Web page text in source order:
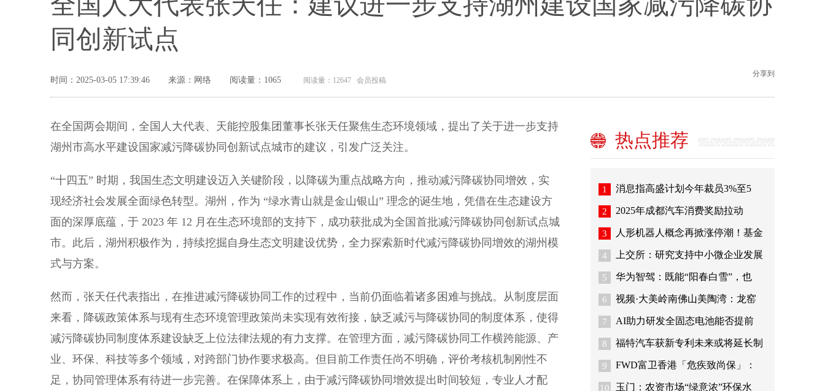
同创新试点
时间：2025-03-05 17:39:46 来源：网络 阅读量：1065 阅读量：12647 会员投稿
分享到
在全国两会期间，全国人大代表、天能控股集团董事长张天任聚焦生态环境领域，提出了关于进一步支持
湖州市高水平建设国家减污降碳协同创新试点城市的建议，引发广泛关注。
“十四五” 时期，我国生态文明建设迈入关键阶段，以降碳为重点战略方向，推动减污降碳协同增效，实
现经济社会发展全面绿色转型。湖州，作为 “绿水青山就是金山银山” 理念的诞生地，凭借在生态建设方
面的深厚底蕴，于 2023 年 12 月在生态环境部的支持下，成功获批成为全国首批减污降碳协同创新试点城
市。此后，湖州积极作为，持续挖掘自身生态文明建设优势，全力探索新时代减污降碳协同增效的湖州模
式与方案。
然而，张天任代表指出，在推进减污降碳协同工作的过程中，当前仍面临着诸多困难与挑战。从制度层面
来看，降碳政策体系与现有生态环境管理政策尚未实现有效衔接，缺乏减污与降碳协同的制度体系，使得
减污降碳协同制度体系建设缺乏上位法律法规的有力支撑。在管理方面，减污降碳协同工作横跨能源、产
业、环保、科技等多个领域，对跨部门协作要求极高。但目前工作责任尚不明确，评价考核机制刚性不
足，协同管理体系有待进一步完善。在保障体系上，由于减污降碳协同增效提出时间较短，专业人才配
热点推荐
1 消息指高盛计划今年裁员3%至5
2 2025年成都汽车消费奖励拉动
3 人形机器人概念再掀涨停潮！基金
4 上交所：研究支持中小微企业发展
5 华为智驾：既能“阳春白雪”，也
6 视频·大美岭南佛山美陶湾：龙窑
7 AI助力研发全固态电池能否提前
8 福特汽车获新专利未来或将延长制
9 FWD富卫香港「危疾致尚保」：
10 玉门：农资市场“绿意浓”环保水